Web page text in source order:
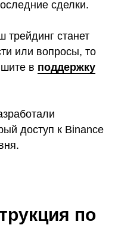
сделки.
станет
или вопросы, то
в поддержку
доступ к Binance
по